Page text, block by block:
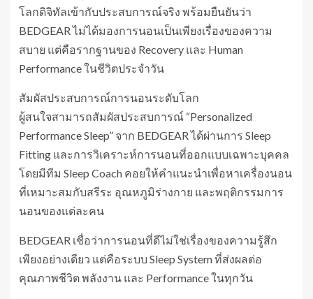
โลกดิจิทัลเข้ากับประสบการณ์จริง พร้อมยืนยันว่า
BEDGEAR ไม่ได้มองการนอนเป็นเพียงเรื่องของความ
สบาย แต่คือรากฐานของ Recovery และ Human
Performance ในชีวิตประจำวัน
สัมผัสประสบการณ์การนอนระดับโลก
ผู้สนใจสามารถสัมผัสประสบการณ์ “Personalized
Performance Sleep” จาก BEDGEAR ได้ผ่านการ Sleep
Fitting และการวิเคราะห์การนอนที่ออกแบบเฉพาะบุคคล
โดยมีทีม Sleep Coach คอยให้คำแนะนำเพื่อหาเครื่องนอน
ที่เหมาะสมกับสรีระ อุณหภูมิร่างกาย และพฤติกรรมการ
นอนของแต่ละคน
BEDGEAR เชื่อว่าการนอนที่ดีไม่ใช่เรื่องของความรู้สึก
เพียงอย่างเดียว แต่คือระบบ Sleep System ที่ส่งผลต่อ
คุณภาพชีวิต พลังงาน และ Performance ในทุกวัน